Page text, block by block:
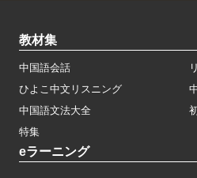
教材集
中国語会話
ひよこ中文リスニング
中国語文法大全
特集
eラーニング